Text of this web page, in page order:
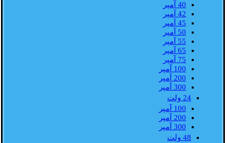
40 آمپر
42 آمپر
45 آمپر
50 آمپر
55 آمپر
65 آمپر
75 آمپر
100 آمپر
200 آمپر
300 آمپر
24 ولت
100 آمپر
200 آمپر
300 آمپر
48 ولت